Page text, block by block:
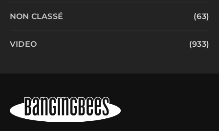
NON CLASSÉ (63)
VIDEO (933)